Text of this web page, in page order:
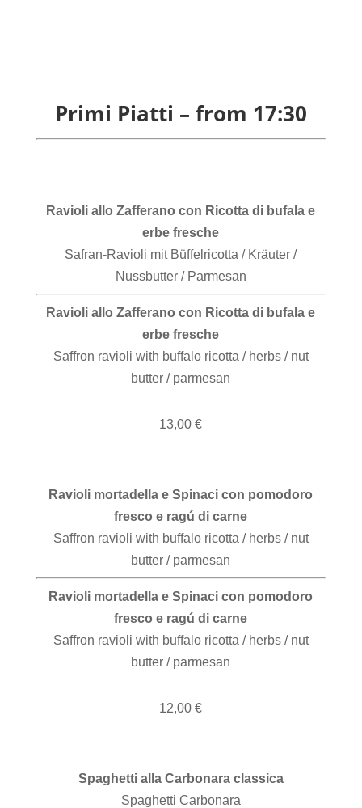
Primi Piatti – from 17:30
Ravioli allo Zafferano con Ricotta di bufala e
erbe fresche
Safran-Ravioli mit Büffelricotta / Kräuter /
Nussbutter / Parmesan
Ravioli allo Zafferano con Ricotta di bufala e
erbe fresche
Saffron ravioli with buffalo ricotta / herbs / nut
butter / parmesan
13,00 €
Ravioli mortadella e Spinaci con pomodoro
fresco e ragú di carne
Saffron ravioli with buffalo ricotta / herbs / nut
butter / parmesan
Ravioli mortadella e Spinaci con pomodoro
fresco e ragú di carne
Saffron ravioli with buffalo ricotta / herbs / nut
butter / parmesan
12,00 €
Spaghetti alla Carbonara classica
Spaghetti Carbonara